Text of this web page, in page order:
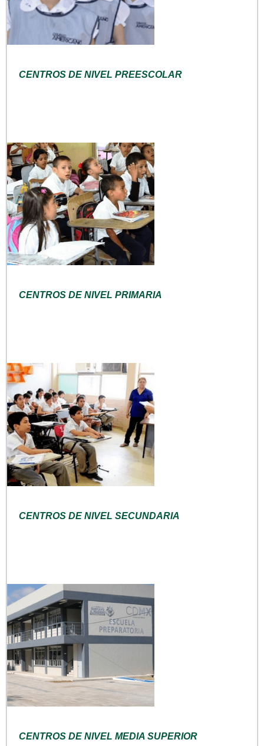
CENTROS DE NIVEL PREESCOLAR
CENTROS DE NIVEL PRIMARIA
CENTROS DE NIVEL SECUNDARIA
CENTROS DE NIVEL MEDIA SUPERIOR